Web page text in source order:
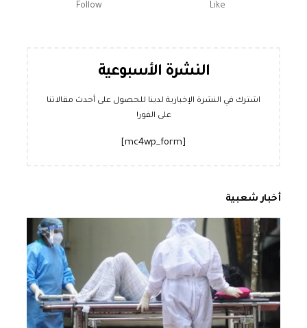
Like
Follow
النشرة الأسبوعية
اشترك في النشرة الإخبارية لدينا للحصول على أحدث مقالاتنا
على الفور!
أخبار شعبية